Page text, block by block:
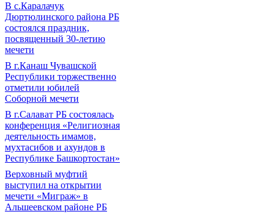
В с.Каралачук
Дюртюлинского района РБ
состоялся праздник,
посвященный 30-летию
мечети
В г.Канаш Чувашской
Республики торжественно
отметили юбилей
Соборной мечети
В г.Салават РБ состоялась
конференция «Религиозная
деятельность имамов,
мухтасибов и ахундов в
Республике Башкортостан»
Верховный муфтий
выступил на открытии
мечети «Миграж» в
Альшеевском районе РБ